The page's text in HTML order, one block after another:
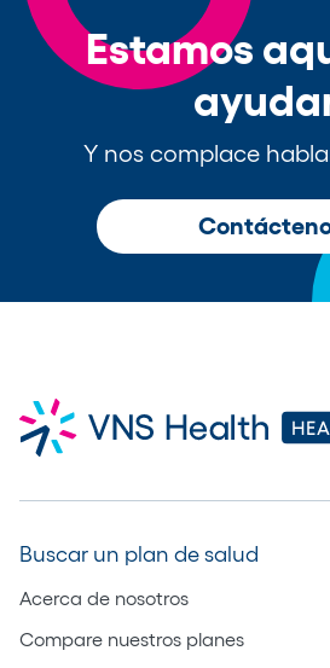
Estamos
Y nos complace
Buscar un plan de salud
Acerca de nosotros
Compare nuestros planes